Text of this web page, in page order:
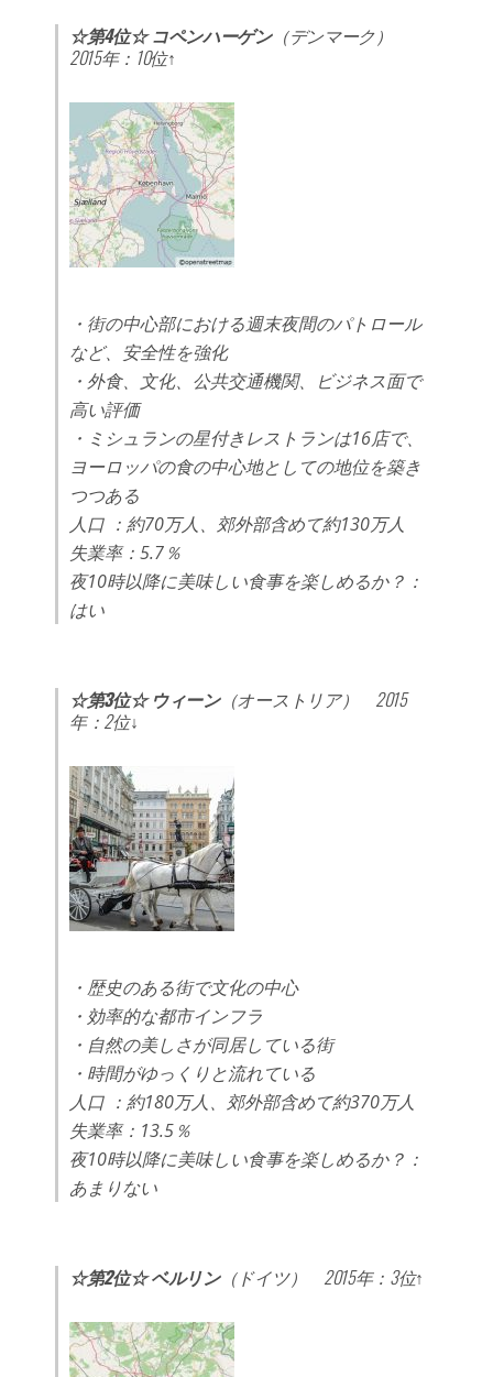
☆第4位☆ コペンハーゲン（デンマーク）
2015年：10位↑
・街の中心部における週末夜間のパトロール
など、安全性を強化
・外食、文化、公共交通機関、ビジネス面で
高い評価
・ミシュランの星付きレストランは16店で、
ヨーロッパの食の中心地としての地位を築き
つつある
人口 ：約70万人、郊外部含めて約130万人
失業率：5.7％
夜10時以降に美味しい食事を楽しめるか？：
はい
☆第3位☆ ウィーン（オーストリア） 2015
年：2位↓
・歴史のある街で文化の中心
・効率的な都市インフラ
・自然の美しさが同居している街
・時間がゆっくりと流れている
人口 ：約180万人、郊外部含めて約370万人
失業率：13.5％
夜10時以降に美味しい食事を楽しめるか？：
あまりない
☆第2位☆ ベルリン（ドイツ） 2015年：3位↑